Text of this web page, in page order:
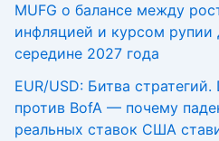
MUFG о балансе между
инфляцией и курсом рупии
середине 2027 года
EUR/USD: Битва стратегий.
против BofA — почему
реальных ставок США